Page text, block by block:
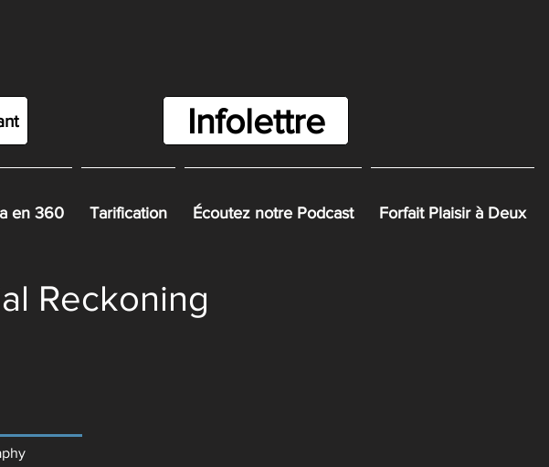
Infolettre
en 360 Tarification Écoutez notre Podcast Forfait Plaisir à Deux
Reckoning